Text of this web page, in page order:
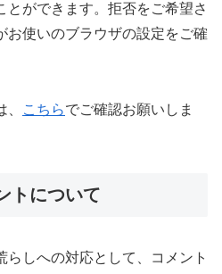
とができます。拒否をご希望さ
お使いのブラウザの設定をご確
こちらでご確認お願いしま
トについて
らしへの対応として、コメント